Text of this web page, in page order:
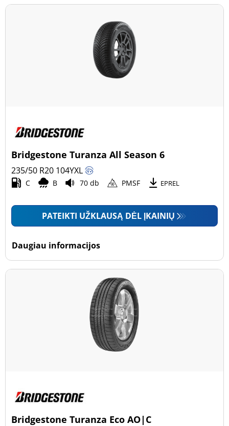
Bridgestone Turanza All Season 6
235/50 R20 104YXL
C B 70 db PMSF EPREL
PATEIKTI UŽKLAUSĄ DĖL ĮKAINIŲ
Daugiau informacijos
Bridgestone Turanza Eco AO|C